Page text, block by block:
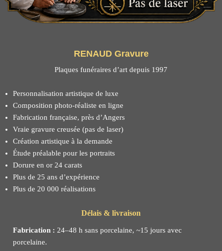
RENAUD Gravure
Plaques funéraires d’art depuis 1997
Personnalisation artistique de luxe
Composition photo-réaliste en ligne
Fabrication française, près d’Angers
Vraie gravure creusée (pas de laser)
Création artistique à la demande
Étude préalable pour les portraits
Dorure en or 24 carats
Plus de 25 ans d’expérience
Plus de 20 000 réalisations
Délais & livraison
Fabrication : 24–48 h sans porcelaine, ~15 jours avec
porcelaine.